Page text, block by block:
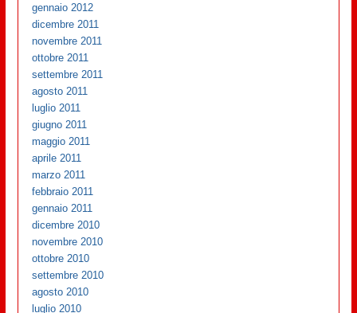
gennaio 2012
dicembre 2011
novembre 2011
ottobre 2011
settembre 2011
agosto 2011
luglio 2011
giugno 2011
maggio 2011
aprile 2011
marzo 2011
febbraio 2011
gennaio 2011
dicembre 2010
novembre 2010
ottobre 2010
settembre 2010
agosto 2010
luglio 2010